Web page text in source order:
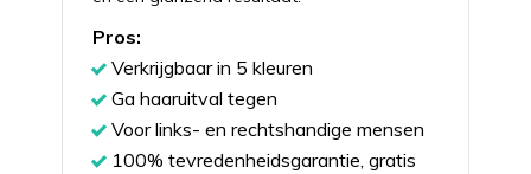
Pros:
Verkrijgbaar in 5 kleuren
Ga haaruitval tegen
Voor links- en rechtshandige mensen
100% tevredenheidsgarantie, gratis